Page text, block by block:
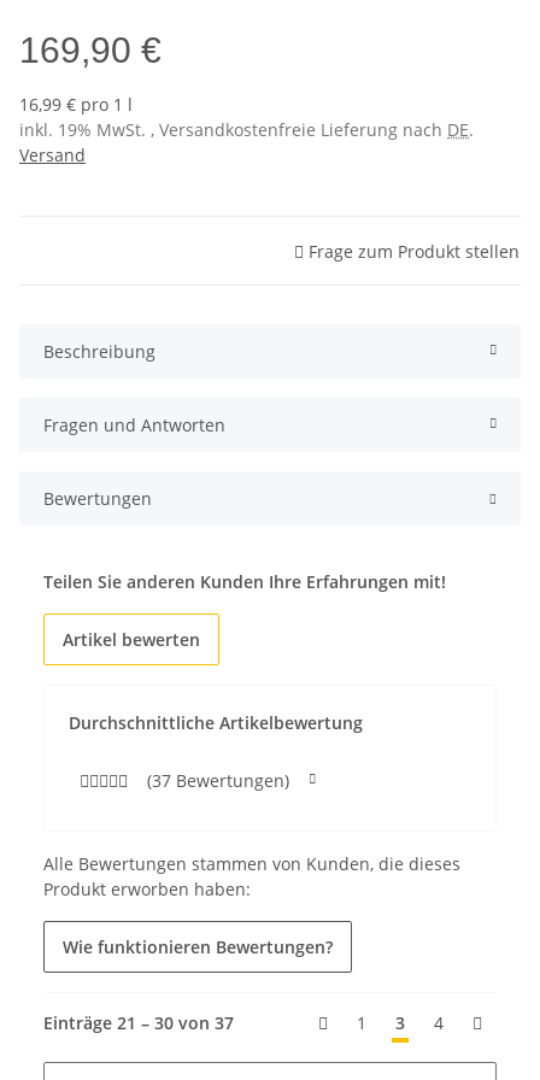
169,90 €
16,99 € pro 1 l
inkl. 19% MwSt. , Versandkostenfreie Lieferung nach DE.
Versand
Frage zum Produkt stellen
Beschreibung
Fragen und Antworten
Bewertungen
Durchschnittliche Artikelbewertung
(37 Bewertungen)
Teilen Sie anderen Kunden Ihre Erfahrungen mit!
Artikel bewerten
Alle Bewertungen stammen von Kunden, die dieses
Produkt erworben haben:
Wie funktionieren Bewertungen?
Einträge 21 – 30 von 37 1 3 4